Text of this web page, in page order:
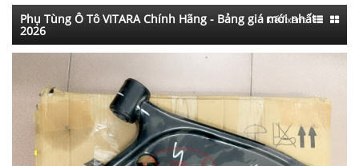
Phụ Tùng Ô Tô VITARA Chính Hãng - Bảng giá mới nhất
2026
Kiểu xem: